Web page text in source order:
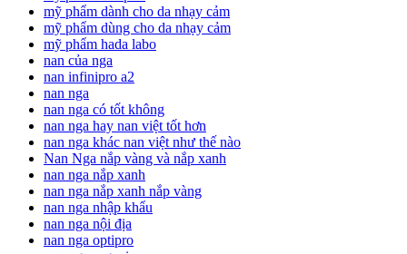
mỹ phẩm dành cho da nhạy cảm
mỹ phẩm dùng cho da nhạy cảm
mỹ phẩm hada labo
nan của nga
nan infinipro a2
nan nga
nan nga có tốt không
nan nga hay nan việt tốt hơn
nan nga khác nan việt như thế nào
Nan Nga nắp vàng và nắp xanh
nan nga nắp xanh
nan nga nắp xanh nắp vàng
nan nga nhập khẩu
nan nga nội địa
nan nga optipro